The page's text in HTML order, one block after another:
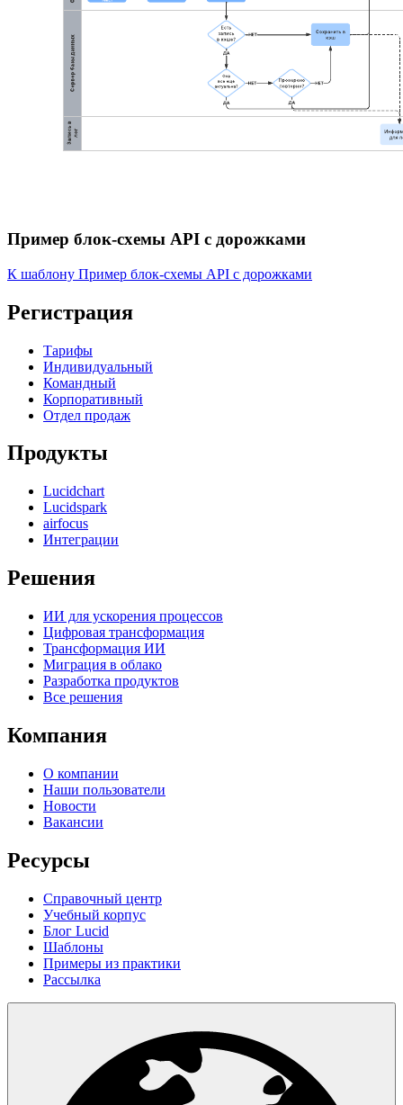
Пример блок-схемы API с дорожками
К шаблону Пример блок-схемы API с дорожками
Регистрация
Тарифы
Индивидуальный
Командный
Корпоративный
Отдел продаж
Продукты
Lucidchart
Lucidspark
airfocus
Интеграции
Решения
ИИ для ускорения процессов
Цифровая трансформация
Трансформация ИИ
Миграция в облако
Разработка продуктов
Все решения
Компания
О компании
Наши пользователи
Новости
Вакансии
Ресурсы
Справочный центр
Учебный корпус
Блог Lucid
Шаблоны
Примеры из практики
Рассылка